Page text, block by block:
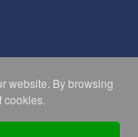
website. By browsing